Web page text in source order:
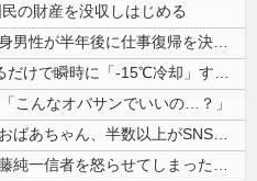
の財産を没収しはじめる
資産1億円突破でFIREの45歳独身男性が半年後に仕事復帰を決意した「...
【画像あり】NASAが開発、着るだけで瞬時に「-15℃冷却」する冷感ポ...
こんなオバサンでいいの…？」
【朗報】日本のおじいちゃん・おばあちゃん、半数以上がSNSを使いこなし...
【悲報】プロゲーマーさん、加藤純一信者を怒らせてしまった結果、好き嫌い...